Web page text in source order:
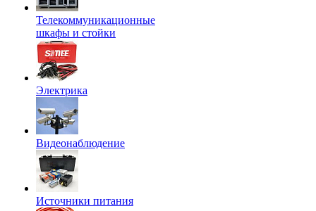
Телекоммуникационные
шкафы и стойки
Электрика
Видеонаблюдение
Источники питания